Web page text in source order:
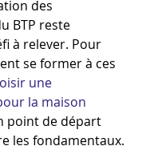
des
BTP reste
à relever. Pour
se former à ces
une
la maison
point de départ
les fondamentaux.